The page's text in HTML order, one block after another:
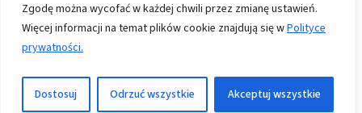
Zgodę można wycofać w każdej chwili przez zmianę ustawień.
Więcej informacji na temat plików cookie znajdują się wPolityce
prywatności.
Dostosuj Odrzuć wszystkie Akceptuj wszystkie
Polityka prywatności
Mapa strony
Kontakt